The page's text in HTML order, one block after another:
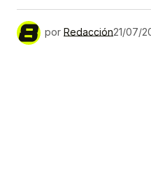
por Redacción21/07/